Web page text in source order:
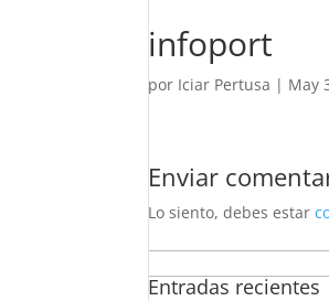
infoport
por Iciar Pertusa | May
Enviar
Lo siento, debes estar
Entradas recientes